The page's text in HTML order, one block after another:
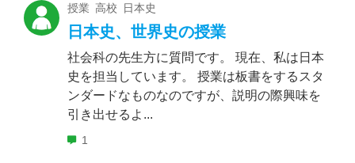
授業 高校 日本史
日本史、世界史の授業
社会科の先生方に質問です。 現在、私は日本
史を担当しています。 授業は板書をするスタ
ンダードなものなのですが、説明の際興味を
引き出せるよ...
1